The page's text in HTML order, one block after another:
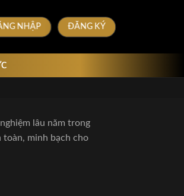
NHẬP ĐĂNG KÝ
lâu năm trong
toàn, minh bạch cho